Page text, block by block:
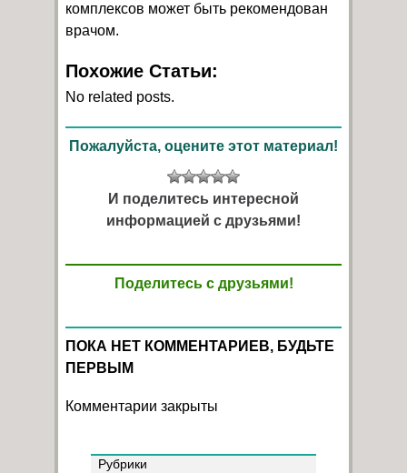
комплексов может быть рекомендован
врачом.
Похожие Статьи:
No related posts.
Пожалуйста, оцените этот материал!
И поделитесь интересной
информацией с друзьями!
Поделитесь с друзьями!
ПОКА НЕТ КОММЕНТАРИЕВ, БУДЬТЕ
ПЕРВЫМ
Комментарии закрыты
Рубрики